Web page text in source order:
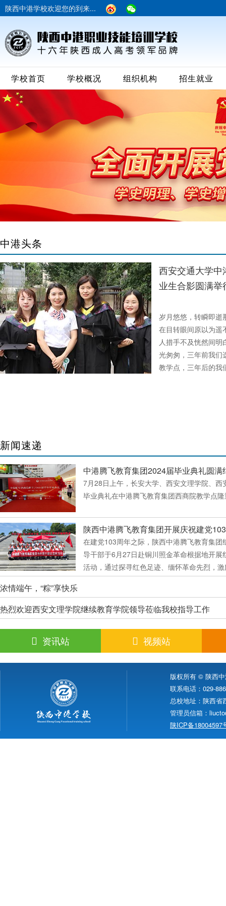
陕西中港学校欢迎您的到来...
学校首页 学校概况 组织机构 招生就业
中港头条
西安交通大学
业生合影圆满
岁月悠悠，转瞬即逝
在目转眼间原以为遥
人措手不及恍然间
光匆匆，三年前我们
教学点，三年后的我
新闻速递
中港腾飞教育集团2024届毕业典礼圆满
7月28日上午，长安大学、西安文理学院、
毕业典礼在中港腾飞教育集团西商院教学点
陕西中港腾飞教育集团开展庆祝建党
在建党103周年之际，陕西中港腾飞教育集团
导干部于6月27日赴铜川照金革命根据地开展
活动，通过探寻红色足迹、缅怀革命先烈，
色基因、弘扬革命...
浓情端午，“粽”享快乐
热烈欢迎西安文理学院继续教育学院领导莅临我校指导工作
资讯站 视频站
版权所有 © 陕西
联系电话：029-
总校地址：陕西省
管理员信箱：
陕ICP备18004597